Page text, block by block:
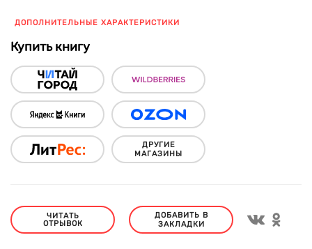
ДОПОЛНИТЕЛЬНЫЕ ХАРАКТЕРИСТИКИ
Купить книгу
ДРУГИЕ
МАГАЗИНЫ
ЧИТАТЬ
ОТРЫВОК
ДОБАВИТЬ В
ЗАКЛАДКИ